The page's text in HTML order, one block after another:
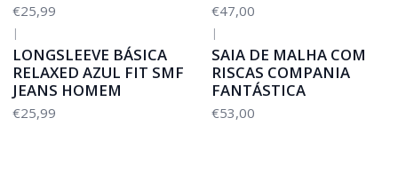
€25,99 €47,00
|
LONGSLEEVE BÁSICA
RELAXED AZUL FIT SMF
JEANS HOMEM
€25,99
|
SAIA DE MALHA COM
RISCAS COMPANIA
FANTÁSTICA
€53,00